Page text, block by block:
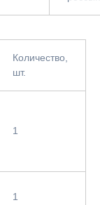
Количество,
шт.
1
1